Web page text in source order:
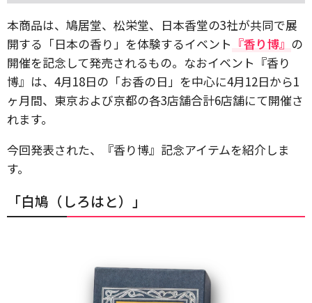
本商品は、鳩居堂、松栄堂、日本香堂の3社が共同で展
開する「日本の香り」を体験するイベント 『香り博』 の
開催を記念して発売されるもの。なおイベント『香り
博』は、4月18日の「お香の日」を中心に4月12日から1
ヶ月間、東京および京都の各3店舗合計6店舗にて開催さ
れます。
今回発表された、『香り博』記念アイテムを紹介しま
す。
「白鳩（しろはと）」